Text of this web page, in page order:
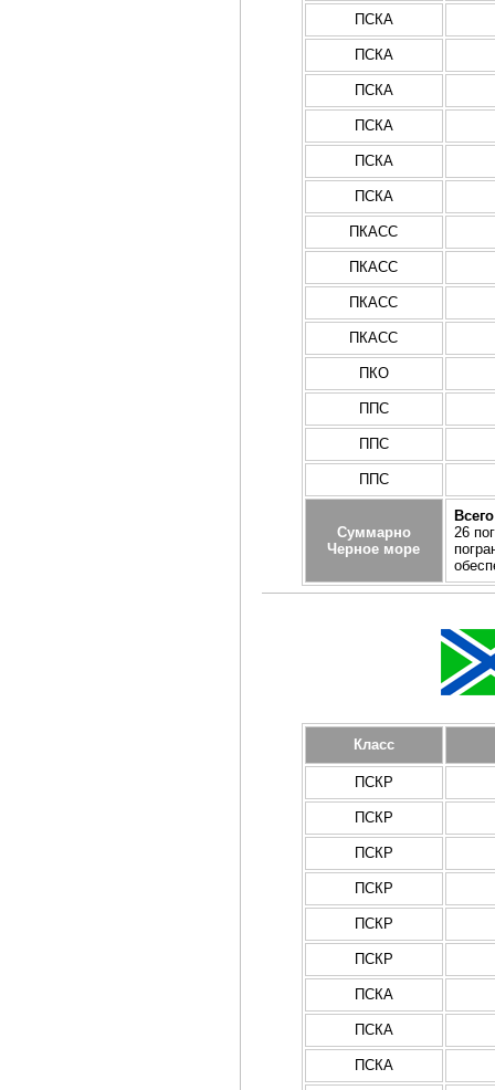
ПСКА
ПСКА
ПСКА
ПСКА
ПСКА
ПСКА
ПКАСС
ПКАСС
ПКАСС
ПКАСС
ПКО
ППС
ППС
ППС
Суммарно
Черное море
26
Класс
ПСКР
ПСКР
ПСКР
ПСКР
ПСКР
ПСКР
ПСКА
ПСКА
ПСКА